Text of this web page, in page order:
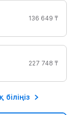
136 649 ₸
227 748 ₸